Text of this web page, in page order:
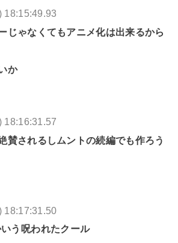
18:15:49.93
じゃなくてもアニメ化は出来るから
か
18:16:31.57
賛されるしムントの続編でも作ろう
18:17:31.50
う呪われたクール